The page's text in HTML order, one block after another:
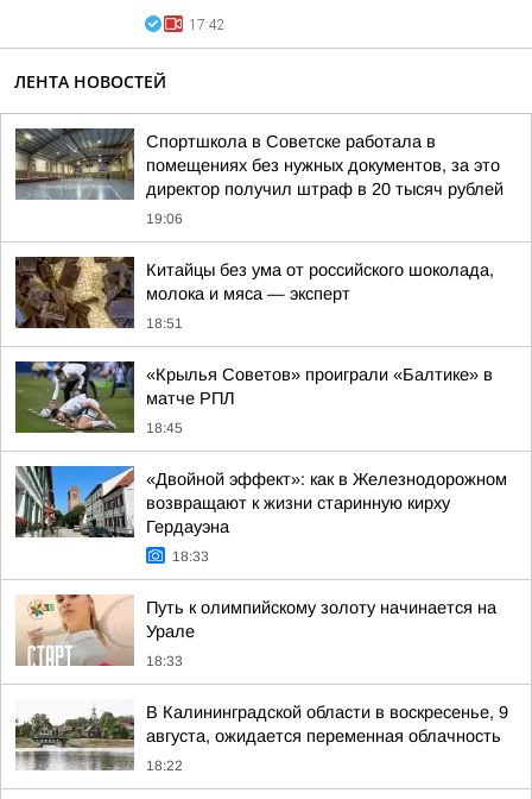
17:42
ЛЕНТА НОВОСТЕЙ
Спортшкола в Советске работала в
помещениях без нужных документов, за это
директор получил штраф в 20 тысяч рублей
19:06
Китайцы без ума от российского шоколада,
молока и мяса — эксперт
18:51
«Крылья Советов» проиграли «Балтике» в
матче РПЛ
18:45
«Двойной эффект»: как в Железнодорожном
возвращают к жизни старинную кирху
Гердауэна
18:33
Путь к олимпийскому золоту начинается на
Урале
18:33
В Калининградской области в воскресенье, 9
августа, ожидается переменная облачность
18:22